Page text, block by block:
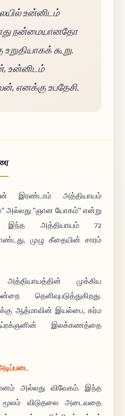
உன்னிடம்
நன்மையானதோ
கூறு.
உன்னிடம்
எனக்கு உபதேசி.
இரண்டாம் அத்தியாயம்
அல்லது "ஞான யோகம்" என்று
இந்த அத்தியாயம் 72
முழு கீதையின் சாரம்
முக்கிய
தெளிவுபடுத்துகிறது.
ஆத்மாவின் இயல்பை, கர்ம
இலக்கணத்தை
அல்லது விவேகம். இந்த
விடுதலை அடைவதை